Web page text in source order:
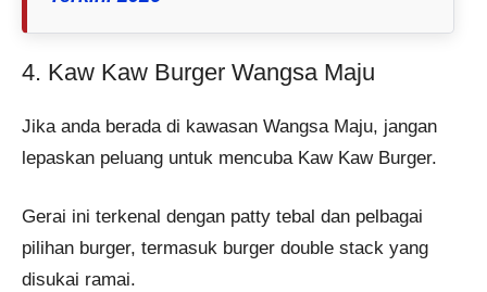
4. Kaw Kaw Burger Wangsa Maju
Jika anda berada di kawasan Wangsa Maju, jangan
lepaskan peluang untuk mencuba Kaw Kaw Burger.
Gerai ini terkenal dengan patty tebal dan pelbagai
pilihan burger, termasuk burger double stack yang
disukai ramai.